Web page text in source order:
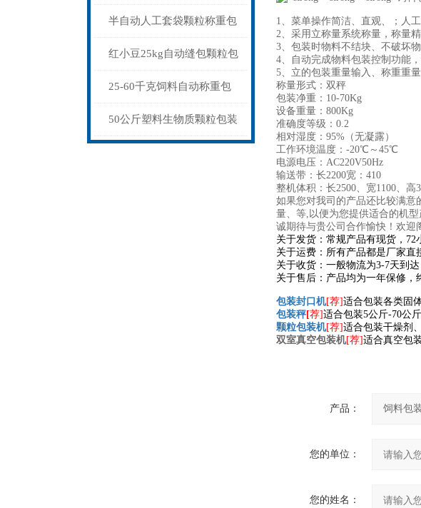
包装秤纯电动价格
半自动人工套袋颗粒称重包
装秤20-60公斤
红小豆25kg自动缝包颗粒包
装秤厂家
25-60千克饲料自动称重包
装秤皮带输送式
50公斤塑料生物质颗粒包装
1、菜单操作简洁、直观、；人
2、 采用立称量系统称量，称量精
3、包装时物料不结块、不破坏
4、自动完成物料包装控制功能
5、立的包装重量输入、称重重
称量形式：双秤
包装净重：10-70Kg
设备重量：800Kg
准确度等级：0.2
相对湿度：95%（无凝露）
工作环境温度：-20℃～45℃
电源电压：AC220V50Hz
输送带：长2200宽：410
整机体积：长2500、宽1100、高
如果您对我司的产品还比较满意
量、等,以便为您提供适合的机
诚期待与贵公司合作愉快！欢迎
关于发货：常规产品有现货，72
关于运费：所有产品都是厂家直
关于收货：一般物流为3-7天到
关于售后：产品均为一年保修，
包装封口机[荐]适合包装各类固
包装秤[荐]适合包装5公斤-70公
颗粒包装机[荐]适合包装干燥剂
双室真空包装机[荐]适合真空包
产品：
您的单位：
您的姓名：